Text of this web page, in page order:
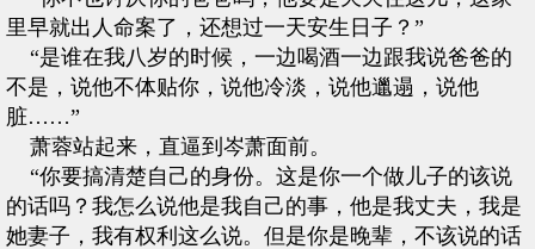
里早就出人命案了，还想过一天安生日子？”
“是谁在我八岁的时候，一边喝酒一边跟我说爸爸的
不是，说他不体贴你，说他冷淡，说他邋遢，说他
脏……”
萧蓉站起来，直逼到岑萧面前。
“你要搞清楚自己的身份。这是你一个做儿子的该说
的话吗？我怎么说他是我自己的事，他是我丈夫，我是
她妻子，我有权利这么说。但是你是晚辈，不该说的话